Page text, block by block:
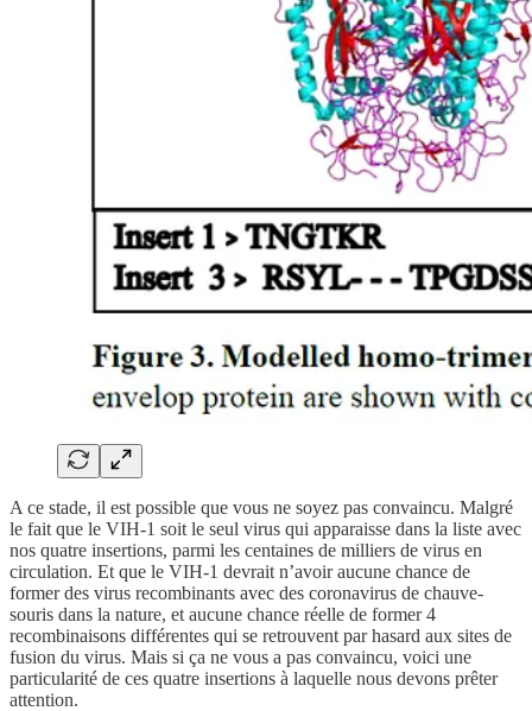
A ce stade, il est possible que vous ne soyez pas convaincu. Malgré
le fait que le VIH-1 soit le seul virus qui apparaisse dans la liste avec
nos quatre insertions, parmi les centaines de milliers de virus en
circulation. Et que le VIH-1 devrait n’avoir aucune chance de
former des virus recombinants avec des coronavirus de chauve-
souris dans la nature, et aucune chance réelle de former 4
recombinaisons différentes qui se retrouvent par hasard aux sites de
fusion du virus. Mais si ça ne vous a pas convaincu, voici une
particularité de ces quatre insertions à laquelle nous devons prêter
attention.